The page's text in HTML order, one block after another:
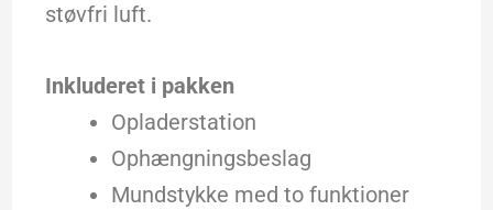
støvfri luft.
Inkluderet i pakken
Opladerstation
Ophængningsbeslag
Mundstykke med to funktioner